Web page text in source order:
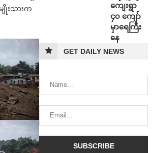
းသားက
ကျေးရွာ
၄၀ ကျော်
မှာရေကြီး
နေ
GET DAILY NEWS